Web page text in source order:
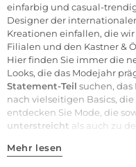
einfarbig und casual-
Designer der
Kreationen einfallen, die
Filialen und den Kastner &
Hier finden Sie immer die
Looks, die das Modejahr
Statement-Teil suchen,
nach vielseitigen Basics,
entdecken Sie Mode, die
unterstreicht als auch zu
Mehr lesen